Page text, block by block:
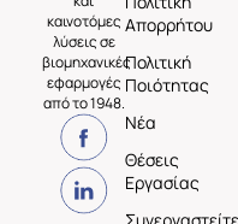
καινοτόμες
λύσεις σε
βιομηχανικές
εφαρμογές
από το 1948.
Απορρήτου
Πολιτική
Ποιότητας
Νέα
Θέσεις
Εργασίας